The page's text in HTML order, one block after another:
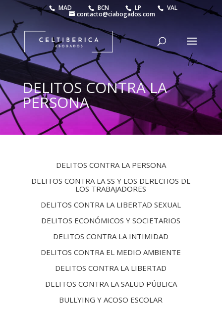
MAD BCN LP VAL
contacto@ciabogados.com
DELITOS CONTRA LA
PERSONA
DELITOS CONTRA LA PERSONA
DELITOS CONTRA LA SS Y LOS DERECHOS DE
LOS TRABAJADORES
DELITOS CONTRA LA LIBERTAD SEXUAL
DELITOS ECONÓMICOS Y SOCIETARIOS
DELITOS CONTRA LA INTIMIDAD
DELITOS CONTRA EL MEDIO AMBIENTE
DELITOS CONTRA LA LIBERTAD
DELITOS CONTRA LA SALUD PÚBLICA
BULLYING Y ACOSO ESCOLAR